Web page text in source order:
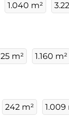
1.040 m²
25 m² 1.160 m²
242 m² 1.009